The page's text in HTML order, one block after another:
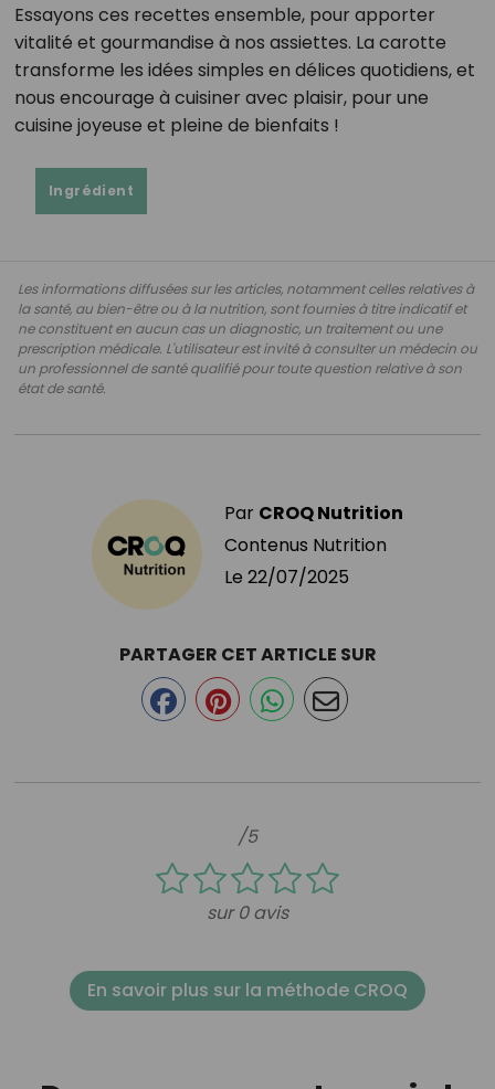
Essayons ces recettes ensemble, pour apporter
vitalité et gourmandise à nos assiettes. La carotte
transforme les idées simples en délices quotidiens, et
nous encourage à cuisiner avec plaisir, pour une
cuisine joyeuse et pleine de bienfaits !
Ingrédient
Les informations diffusées sur les articles, notamment celles relatives à
la santé, au bien-être ou à la nutrition, sont fournies à titre indicatif et
ne constituent en aucun cas un diagnostic, un traitement ou une
prescription médicale. L'utilisateur est invité à consulter un médecin ou
un professionnel de santé qualifié pour toute question relative à son
état de santé.
Par CROQ Nutrition
Contenus Nutrition
Le 22/07/2025
/5
sur 0 avis
PARTAGER CET ARTICLE SUR
En savoir plus sur la méthode CROQ